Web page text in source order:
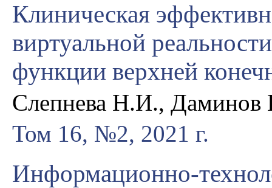
Клиническая
виртуальной
функции верхней
Слепнева Н.И.,
Том 16, №2, 2021 г.
Информационно-